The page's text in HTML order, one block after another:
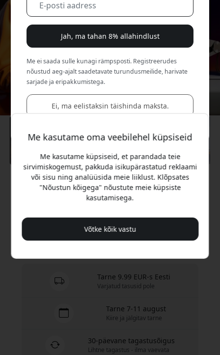
Soovitatav hind
1 599.99 EUR
Osta nüüd
Tarne 9.99 EUR-s Eesti
Varjatud tasusid pole
Tarne 7-11 august
Kiire ja jälgitav tarne
30-päevane tagastusõigus
Lihtne tagastus - ilma vaevata
Me kasutame oma veebilehel küpsiseid
Me kasutame küpsiseid, et parandada teie
sirvimiskogemust, pakkuda isikupärastatud reklaami
või sisu ning analüüsida meie liiklust. Klõpsates
"Nõustun kõigega" nõustute meie küpsiste
kasutamisega.
Võtke kõik vastu
Jah, ma tahan 8% allahindlust
Me ei saada sulle kunagi rämpsposti. Registreerudes
nõustud aeg-ajalt saadetavate turundusmeilide, harivate
sarjade ja eripakkumistega.
Ei, ma eelistaksin täishinda maksta.